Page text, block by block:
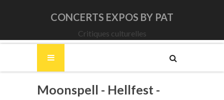
CONCERTS EXPOS BY PAT
Critiques culturelles
Moonspell - Hellfest -